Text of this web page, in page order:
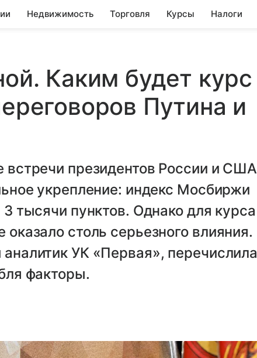
Недвижимость Торговля Курсы Налоги
Каким будет курс
Путина и
встречи президентов России и США
укрепление: индекс Мосбиржи
тысячи пунктов. Однако для курса
столь серьезного влияния.
УК «Первая», перечислила
факторы.